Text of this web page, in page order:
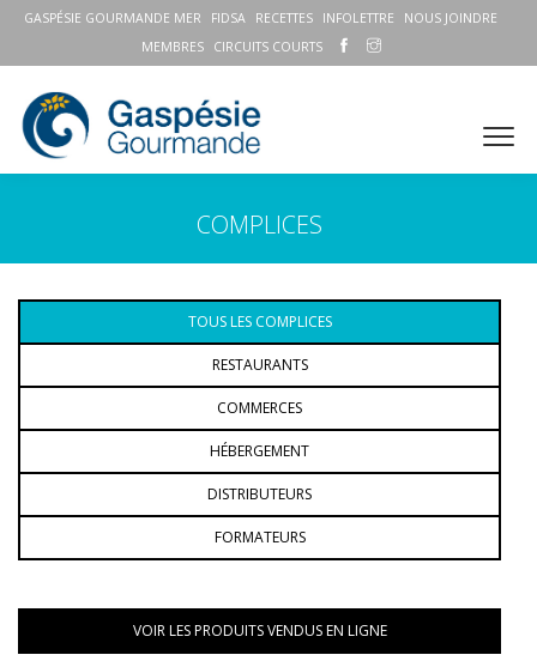
GASPÉSIE GOURMANDE MER FIDSA RECETTES INFOLETTRE
NOUS JOINDRE
MEMBRES
CIRCUITS COURTS
COMPLICES
TOUS LES COMPLICES
RESTAURANTS
COMMERCES
HÉBERGEMENT
DISTRIBUTEURS
FORMATEURS
VOIR LES PRODUITS VENDUS EN LIGNE